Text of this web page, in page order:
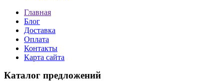
Главная
Блог
Доставка
Оплата
Контакты
Карта сайта
Каталог предложений